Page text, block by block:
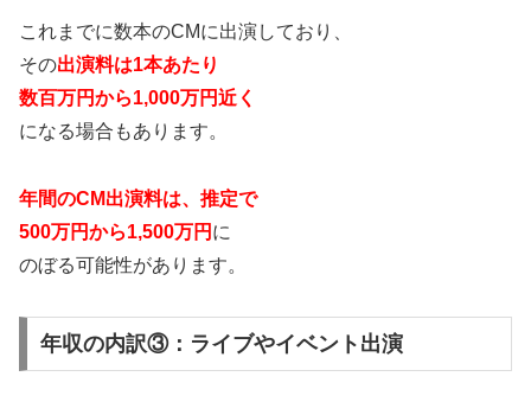
これまでに数本のCMに出演しており、
その出演料は1本あたり
数百万円から1,000万円近く
になる場合もあります。
年間のCM出演料は、推定で
500万円から1,500万円 に
のぼる可能性があります。
年収の内訳③：ライブやイベント出演